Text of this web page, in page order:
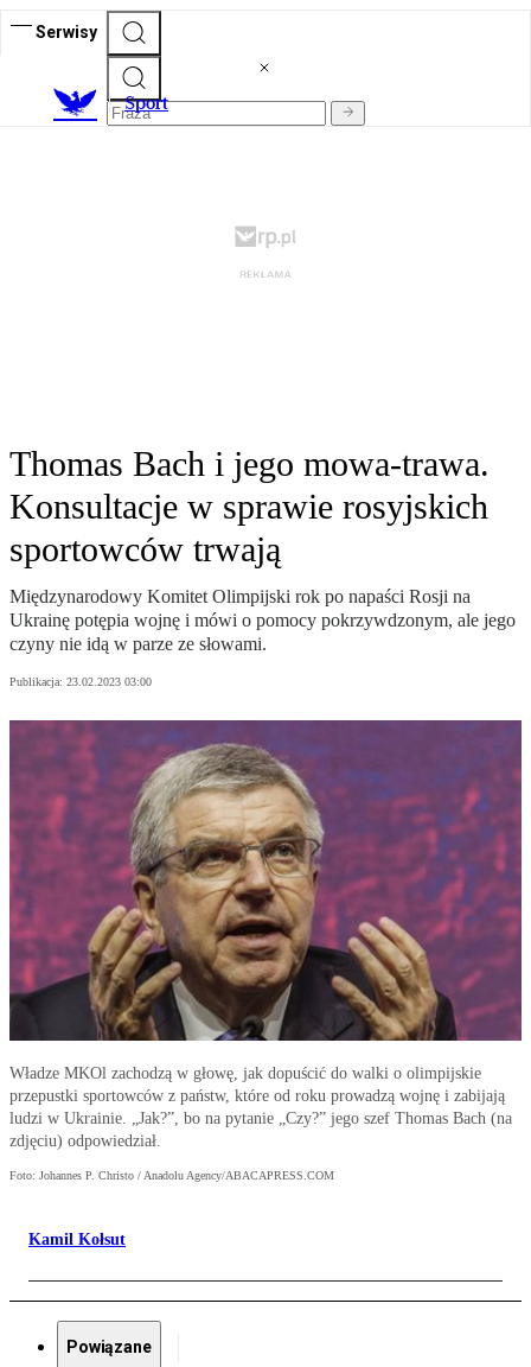
Serwisy
Sport
Thomas Bach i jego mowa-trawa.
Konsultacje w sprawie rosyjskich
sportowców trwają
Międzynarodowy Komitet Olimpijski rok po napaści Rosji na
Ukrainę potępia wojnę i mówi o pomocy pokrzywdzonym, ale jego
czyny nie idą w parze ze słowami.
Publikacja: 23.02.2023 03:00
Władze MKOl zachodzą w głowę, jak dopuścić do walki o olimpijskie
przepustki sportowców z państw, które od roku prowadzą wojnę i zabijają
ludzi w Ukrainie. „Jak?”, bo na pytanie „Czy?” jego szef Thomas Bach (na
zdjęciu) odpowiedział.
Foto: Johannes P. Christo / Anadolu Agency/ABACAPRESS.COM
Kamil Kołsut
Powiązane